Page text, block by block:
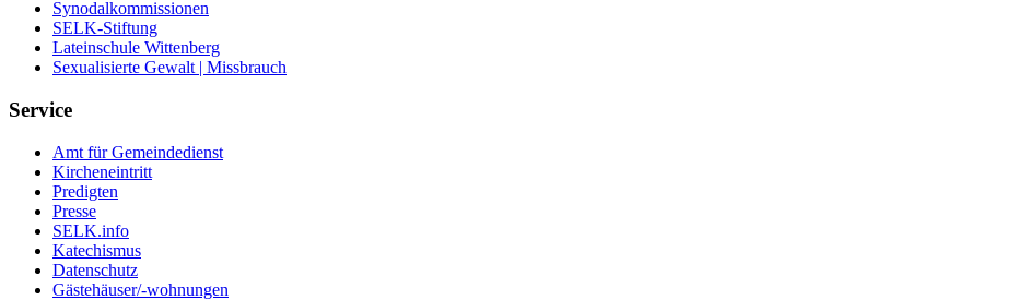
Synodalkommissionen
SELK-Stiftung
Lateinschule Wittenberg
Sexualisierte Gewalt | Missbrauch
Service
Amt für Gemeindedienst
Kircheneintritt
Predigten
Presse
SELK.info
Katechismus
Datenschutz
Gästehäuser/-wohnungen